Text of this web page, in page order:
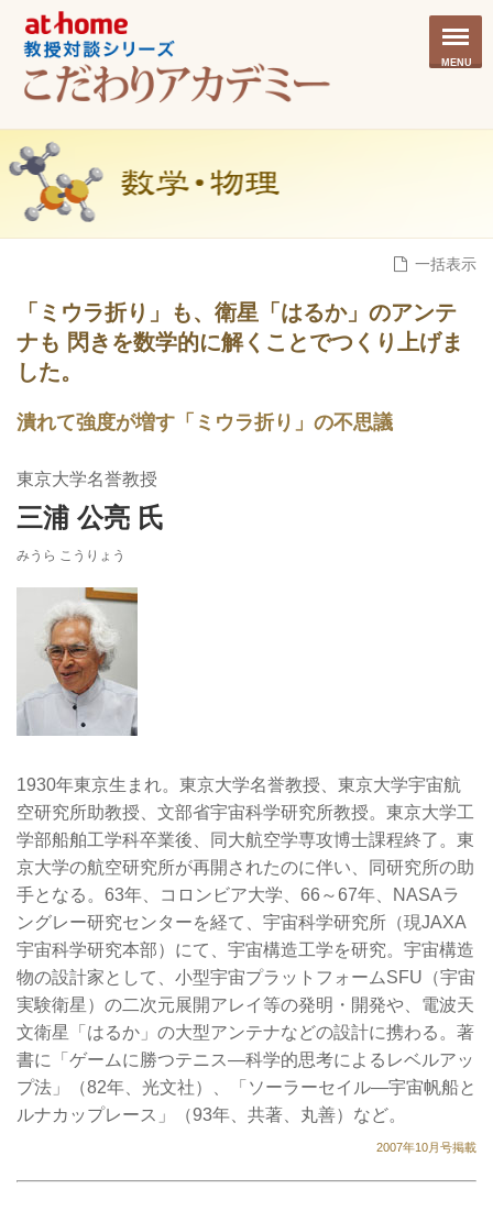
MENU
一括表示
「ミウラ折り」も、衛星「はるか」のアンテ
ナも 閃きを数学的に解くことでつくり上げま
した。
潰れて強度が増す「ミウラ折り」の不思議
東京大学名誉教授
三浦 公亮 氏
みうら こうりょう
1930年東京生まれ。東京大学名誉教授、東京大学宇宙航
空研究所助教授、文部省宇宙科学研究所教授。東京大学工
学部船舶工学科卒業後、同大航空学専攻博士課程終了。東
京大学の航空研究所が再開されたのに伴い、同研究所の助
手となる。63年、コロンビア大学、66～67年、NASAラ
ングレー研究センターを経て、宇宙科学研究所（現JAXA
宇宙科学研究本部）にて、宇宙構造工学を研究。宇宙構造
物の設計家として、小型宇宙プラットフォームSFU（宇宙
実験衛星）の二次元展開アレイ等の発明・開発や、電波天
文衛星「はるか」の大型アンテナなどの設計に携わる。著
書に「ゲームに勝つテニス―科学的思考によるレベルアッ
プ法」（82年、光文社）、「ソーラーセイル―宇宙帆船と
ルナカップレース」（93年、共著、丸善）など。
2007年10月号掲載